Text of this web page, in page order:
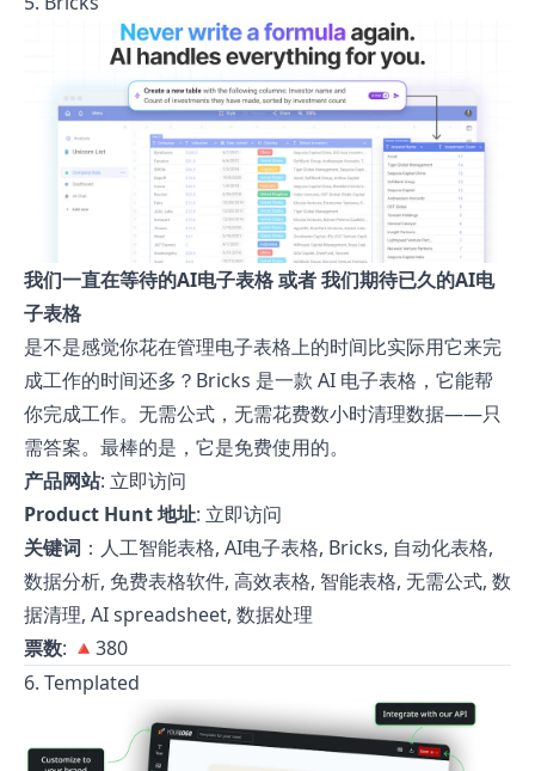
我们一直在等待的AI电子表格 或者 我们期待已久的AI电
子表格
是不是感觉你花在管理电子表格上的时间比实际用它来完
成工作的时间还多？Bricks 是一款 AI 电子表格，它能帮
你完成工作。无需公式，无需花费数小时清理数据——只
需答案。最棒的是，它是免费使用的。
产品网站: 立即访问
Product Hunt 地址: 立即访问
关键词 ：人工智能表格, AI电子表格, Bricks, 自动化表格,
数据分析, 免费表格软件, 高效表格, 智能表格, 无需公式, 数
据清理, AI spreadsheet, 数据处理
票数: 🔺380
6. Templated